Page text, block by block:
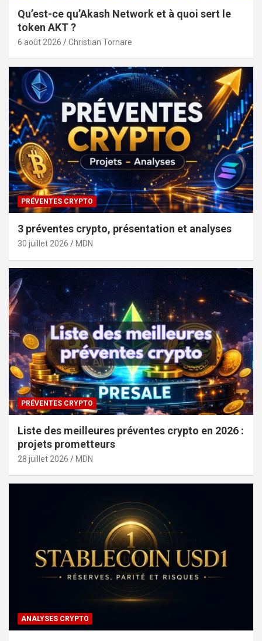
Qu’est-ce qu’Akash Network et à quoi sert le
token AKT ?
6 août 2026 Christian Tornare
PRÉVENTES CRYPTO
3 préventes crypto, présentation et analyses
30 juillet 2026 MDN
PRÉVENTES CRYPTO
Liste des meilleures préventes crypto en 2026 :
projets prometteurs
28 juillet 2026 MDN
ANALYSES CRYPTO